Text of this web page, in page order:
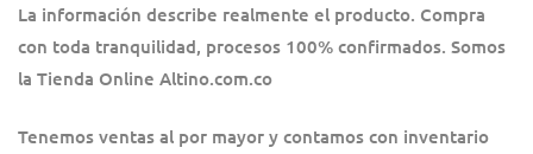
La información describe realmente el producto. Compra
con toda tranquilidad, procesos 100% confirmados. Somos
la Tienda Online Altino.com.co
Tenemos ventas al por mayor y contamos con inventario